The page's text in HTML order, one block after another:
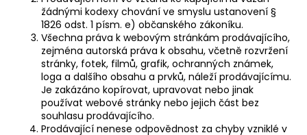
žádnými kodexy chování ve smyslu ustanovení §
1826 odst. 1 písm. e) občanského zákoníku.
Všechna práva k webovým stránkám prodávajícího,
zejména autorská práva k obsahu, včetně rozvržení
stránky, fotek, filmů, grafik, ochranných známek,
loga a dalšího obsahu a prvků, náleží prodávajícímu.
Je zakázáno kopírovat, upravovat nebo jinak
používat webové stránky nebo jejich část bez
souhlasu prodávajícího.
Prodávající nenese odpovědnost za chyby vzniklé v